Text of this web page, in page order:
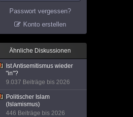
Passwort vergessen?
Konto erstellen
Ähnliche Diskussionen
Ist Antisemitismus wieder
"in"?
9.037 Beiträge bis 2026
Politischer Islam
(Islamismus)
446 Beiträge bis 2026